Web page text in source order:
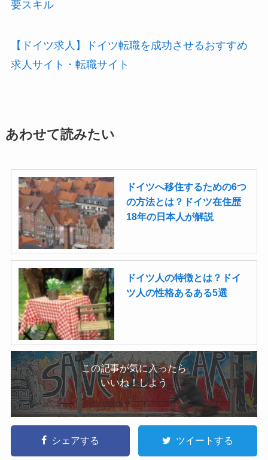
要スキル
【ドイツ求人】ドイツ転職を成功させるおすすめ
求人サイト・転職サイト
あわせて読みたい
ドイツへ移住するための6つ
の方法とは？ドイツ在住歴
18年の日本人が解説
ドイツ人の特徴とは？ドイ
ツ人の性格あるある5選
この記事が気に入ったら
いいね！しよう
シェアする ツイートする